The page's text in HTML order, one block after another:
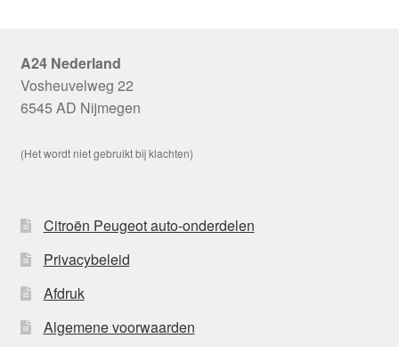
A24 Nederland
Vosheuvelweg 22
6545 AD Nijmegen
(Het wordt niet gebruikt bij klachten)
Citroën Peugeot auto-onderdelen
Privacybeleid
Afdruk
Algemene voorwaarden